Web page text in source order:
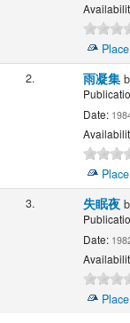
2.
雨凝集
Date:
3.
失眠夜
Date: